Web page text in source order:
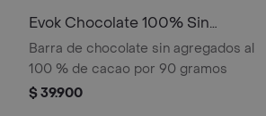
Evok Chocolate 100% Sin
Agregados x90g
Barra de chocolate sin agregados al
100 % de cacao por 90 gramos
$ 39.900